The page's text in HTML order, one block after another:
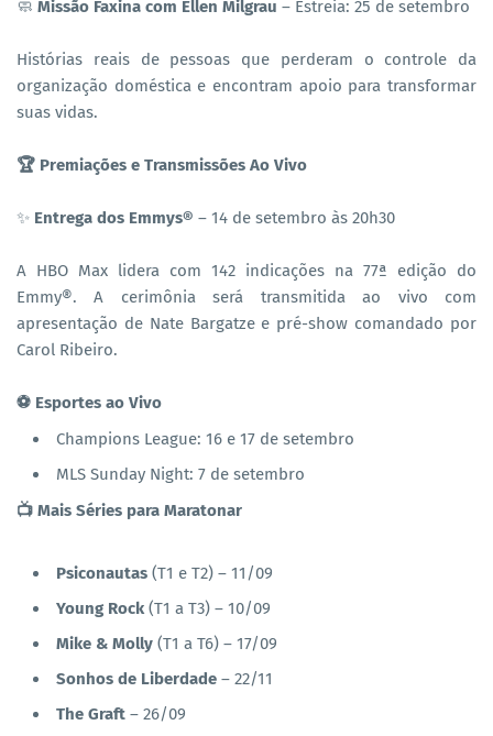
🧼 Missão Faxina com Ellen Milgrau – Estreia: 25 de setembro
Histórias reais de pessoas que perderam o controle da
organização doméstica e encontram apoio para transformar
suas vidas.
🏆 Premiações e Transmissões Ao Vivo
✨ Entrega dos Emmys® – 14 de setembro às 20h30
A HBO Max lidera com 142 indicações na 77ª edição do
Emmy®. A cerimônia será transmitida ao vivo com
apresentação de Nate Bargatze e pré-show comandado por
Carol Ribeiro.
⚽ Esportes ao Vivo
Champions League: 16 e 17 de setembro
MLS Sunday Night: 7 de setembro
📺 Mais Séries para Maratonar
Psiconautas (T1 e T2) – 11/09
Young Rock(T1 a T3) – 10/09
Mike & Molly (T1 a T6) – 17/09
Sonhos de Liberdade – 22/11
The Graft – 26/09